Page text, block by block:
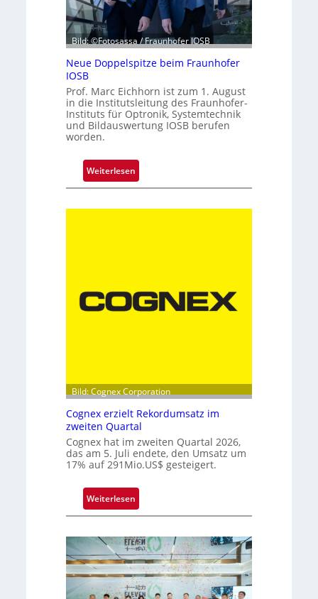
h
n
e
K
a
m
e
a
t
e
c
Bild: ©Fotosassa / Fraunhofer IOSB
Neue Doppelspitze beim Fraunhofer
IOSB
Prof. Marc Eichhorn ist zum 1. August
in die Institutsleitung des Fraunhofer-
Instituts für Optronik, Systemtechnik
und Bildauswertung IOSB berufen
worden.
Weiterlesen:
N
p
e
z
e
b
e
i
m
r
a
n
h
o
f
Bild: Cognex Corporation
Cognex erzielt Rekordumsatz im
zweiten Quartal
Cognex hat im zweiten Quartal 2026,
das am 5. Juli endete, den Umsatz um
17% auf 291Mio.US$ gesteigert.
Weiterlesen:
C
g
n
e
x